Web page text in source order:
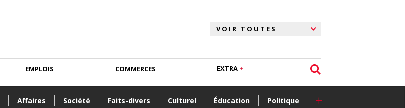
Affaires Société Faits-divers Culturel Éducation Politique +
EMPLOIS COMMERCES EXTRA